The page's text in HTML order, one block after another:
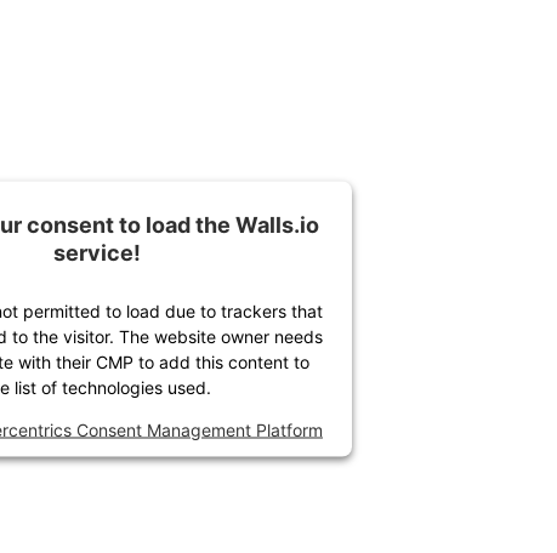
consent to load the Walls.io
service!
permitted to load due to trackers that
to the visitor. The website owner needs
with their CMP to add this content to
list of technologies used.
Consent Management Platform